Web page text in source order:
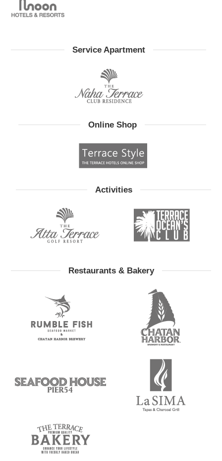
Service Apartment
Online Shop
Activities
Restaurants & Bakery